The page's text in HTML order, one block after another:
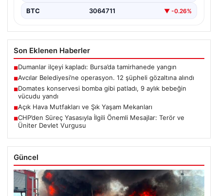
BTC 3064711 ▼ -0.26%
Son Eklenen Haberler
■Dumanlar ilçeyi kapladı: Bursa’da tamirhanede yangın
■Avcılar Belediyesi’ne operasyon. 12 şüpheli gözaltına alındı
■Domates konservesi bomba gibi patladı, 9 aylık bebeğin
vücudu yandı
■Açık Hava Mutfakları ve Şık Yaşam Mekanları
■CHP’den Süreç Yasasıyla İlgili Önemli Mesajlar: Terör ve
Üniter Devlet Vurgusu
Güncel